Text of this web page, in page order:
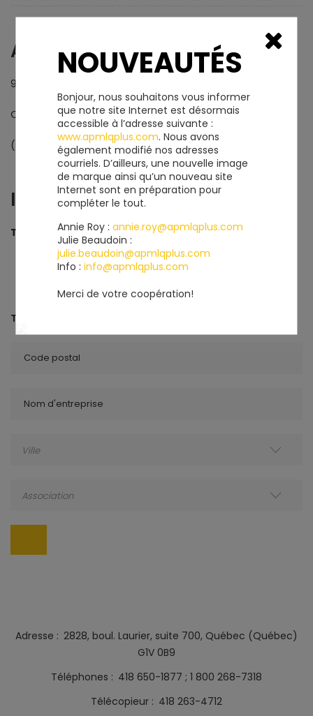
NOUVEAUTÉS
Bonjour, nous souhaitons vous informer
que notre site Internet est désormais
accessible à l’adresse suivante :
www.apmlqplus.com. Nous avons
également modifié nos adresses
courriels. D’ailleurs, une nouvelle image
de marque ainsi qu’un nouveau site
Internet sont en préparation pour
compléter le tout.
Annie Roy :annie.roy@apmlqplus.com
Julie Beaudoin :
julie.beaudoin@apmlqplus.com
Info :info@apmlqplus.com
Merci de votre coopération!
ADRESSE
955, Galilée
Québec
(Québec) G1P 4G4
INFORMATIONS
Téléphone 418 681-5138
TROUVER UN MEMBRE
Code postal
Nom d'entreprise
Ville
Association
Adresse
2828, boul. Laurier, suite 700, Québec (Québec)
G1V 0B9
Téléphones
418 650-1877 1 800 268-7318
Télécopieur
418 263-4712